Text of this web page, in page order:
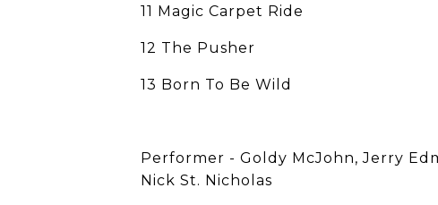
11 Magic Carpet Ride
12 The Pusher
13 Born To Be Wild
Performer - Goldy McJohn, Jerry
Nick St. Nicholas